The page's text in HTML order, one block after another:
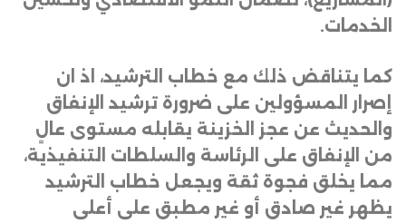
الخدمات.
كما يتناقض ذلك مع خطاب الترشيد، اذ ان
إصرار المسؤولين على ضرورة ترشيد الإنفاق
والحديث عن عجز الخزينة يقابله مستوى عالٍ
من الإنفاق على الرئاسة والسلطات التنفيذية،
مما يخلق فجوة ثقة ويجعل خطاب الترشيد
يظهر غير صادق أو غير مطبق على أعلى